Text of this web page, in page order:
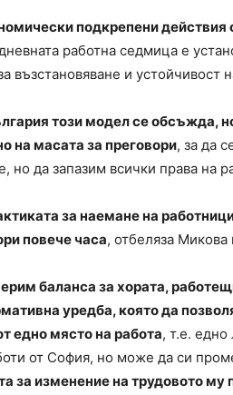
подкрепени
работна седмица е
възстановяване и устойчивост
този модел се обсъжда,
на масата за преговори, за да
но да запазим всички права на
за наемане на
повече часа, отбеляза Микова
баланса за хората,
уредба, която да
едно място на работа, т.е.
от София, но може да си
за изменение на трудовото